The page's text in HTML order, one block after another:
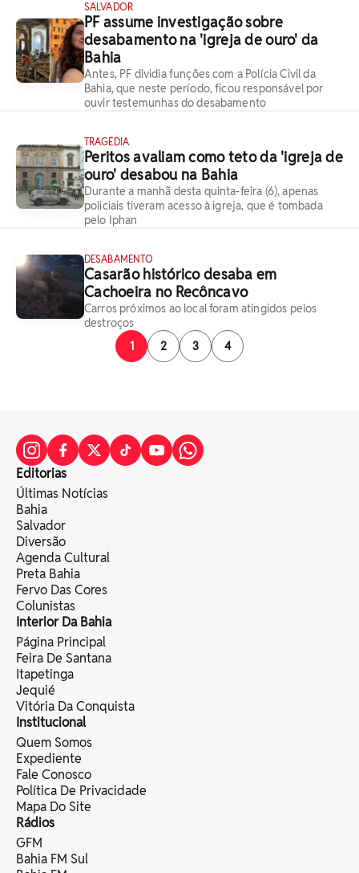
SALVADOR
PF assume investigação sobre
desabamento na 'igreja de ouro' da
Bahia
Antes, PF dividia funções com a Polícia Civil da
Bahia, que neste período, ficou responsável por
ouvir testemunhas do desabamento
TRAGÉDIA
Peritos avaliam como teto da 'igreja de
ouro' desabou na Bahia
Durante a manhã desta quinta-feira (6), apenas
policiais tiveram acesso à igreja, que é tombada
pelo Iphan
DESABAMENTO
Casarão histórico desaba em
Cachoeira no Recôncavo
Carros próximos ao local foram atingidos pelos
destroços
1
2 3 4
Editorias
Últimas Notícias
Bahia
Salvador
Diversão
Agenda Cultural
Preta Bahia
Fervo Das Cores
Colunistas
Interior Da Bahia
Página Principal
Feira De Santana
Itapetinga
Jequié
Vitória Da Conquista
Institucional
Quem Somos
Expediente
Fale Conosco
Política De Privacidade
Mapa Do Site
Rádios
GFM
Bahia FM Sul